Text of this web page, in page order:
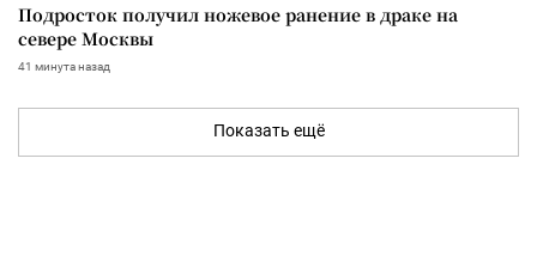
Подросток получил ножевое ранение в драке на
севере Москвы
41 минута назад
Показать ещё